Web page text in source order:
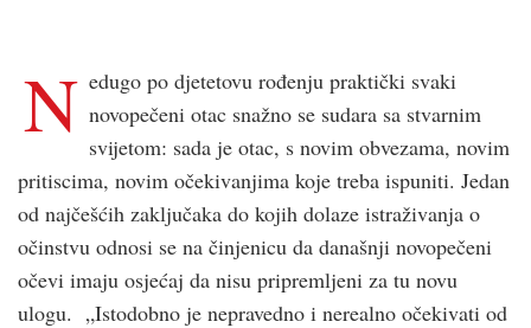
N edugo po djetetovu rođenju praktički svaki
novopečeni otac snažno se sudara sa stvarnim
svijetom: sada je otac, s novim obvezama, novim
pritiscima, novim očekivanjima koje treba ispuniti. Jedan
od najčešćih zaključaka do kojih dolaze istraživanja o
očinstvu odnosi se na činjenicu da današnji novopečeni
očevi imaju osjećaj da nisu pripremljeni za tu novu
ulogu. „Istodobno je nepravedno i nerealno očekivati od